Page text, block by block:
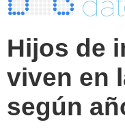
Hijos de
viven en
según